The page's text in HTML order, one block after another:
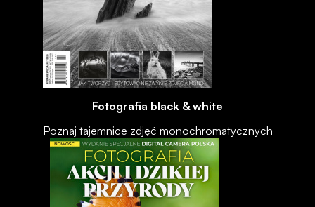
Fotografia black & white
Poznaj tajemnice zdjęć monochromatycznych